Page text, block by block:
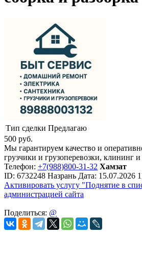
Тип сделки Предлагаю
500 руб.
Мы гарантируем качество и
грузчики и грузоперевозки, клининг
Телефон: +7(988)800-31-32 Хамзат
ID: 6732248 Назрань Дата: 15.07.2026
Активировать услугу "Поднятие в
администрацией сайта
Поделиться: @